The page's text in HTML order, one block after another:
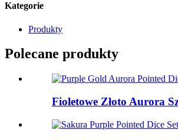
Kategorie
Produkty
Polecane produkty
Fioletowe Złoto Aurora